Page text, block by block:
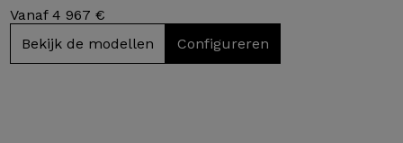
Vanaf 4 967 €
Bekijk de modellen
Configureren